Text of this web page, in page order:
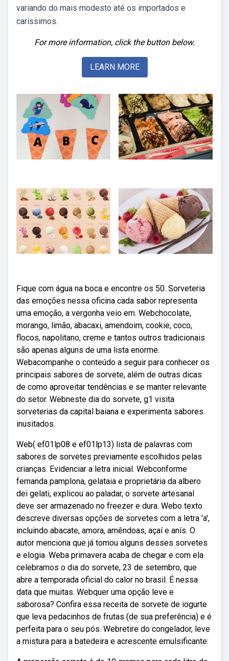
variando do mais modesto até os importados e
caríssimos.
For more information, click the button below.
LEARN MORE
Fique com água na boca e encontre os 50. Sorveteria
das emoções nessa oficina cada sabor representa
uma emoção, a vergonha veio em. Webchocolate,
morango, limão, abacaxi, amendoim, cookie, coco,
flocos, napolitano, creme e tantos outros tradicionais
são apenas alguns de uma lista enorme.
Webacompanhe o conteúdo a seguir para conhecer os
principais sabores de sorvete, além de outras dicas
de como aproveitar tendências e se manter relevante
do setor. Webneste dia do sorvete, g1 visita
sorveterias da capital baiana e experimenta sabores
inusitados.
Web( ef01lp08 e ef01lp13) lista de palavras com
sabores de sorvetes previamente escolhidos pelas
crianças. Evidenciar a letra inicial. Webconforme
fernanda pamplona, gelataia e proprietária da albero
dei gelati, explicou ao paladar, o sorvete artesanal
deve ser armazenado no freezer e dura. Webo texto
descreve diversas opções de sorvetes com a letra 'a',
incluindo abacate, amora, amêndoas, açaí e anís. O
autor menciona que já tomou alguns desses sorvetes
e elogia. Weba primavera acaba de chegar e com ela
celebramos o dia do sorvete, 23 de setembro, que
abre a temporada oficial do calor no brasil. É nessa
data que muitas. Webquer uma opção leve e
saborosa? Confira essa receita de sorvete de iogurte
que leva pedacinhos de frutas (de sua preferência) e é
perfeita para o seu pós. Webretire do congelador, leve
a mistura para a batedeira e acrescente emulsificante: